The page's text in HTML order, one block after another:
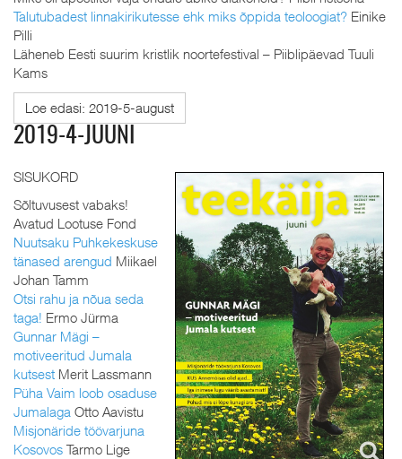
Talutubadest linnakirikutesse ehk miks õppida teoloogiat? Einike
Pilli
Läheneb Eesti suurim kristlik noortefestival – Piiblipäevad Tuuli
Kams
Loe edasi: 2019-5-august
2019-4-JUUNI
SISUKORD
Sõltuvusest vabaks!
Avatud Lootuse Fond
Nuutsaku Puhkekeskuse
tänased arengud Miikael
Johan Tamm
Otsi rahu ja nõua seda
taga! Ermo Jürma
Gunnar Mägi –
motiveeritud Jumala
kutsest Merit Lassmann
Püha Vaim loob osaduse
Jumalaga Otto Aavistu
Misjonäride töövarjuna
Kosovos Tarmo Lige